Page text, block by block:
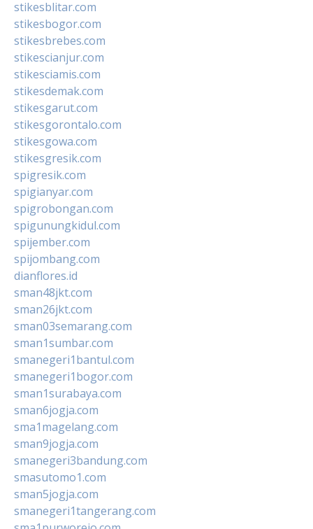
stikesblitar.com
stikesbogor.com
stikesbrebes.com
stikescianjur.com
stikesciamis.com
stikesdemak.com
stikesgarut.com
stikesgorontalo.com
stikesgowa.com
stikesgresik.com
spigresik.com
spigianyar.com
spigrobongan.com
spigunungkidul.com
spijember.com
spijombang.com
dianflores.id
sman48jkt.com
sman26jkt.com
sman03semarang.com
sman1sumbar.com
smanegeri1bantul.com
smanegeri1bogor.com
sman1surabaya.com
sman6jogja.com
sma1magelang.com
sman9jogja.com
smanegeri3bandung.com
smasutomo1.com
sman5jogja.com
smanegeri1tangerang.com